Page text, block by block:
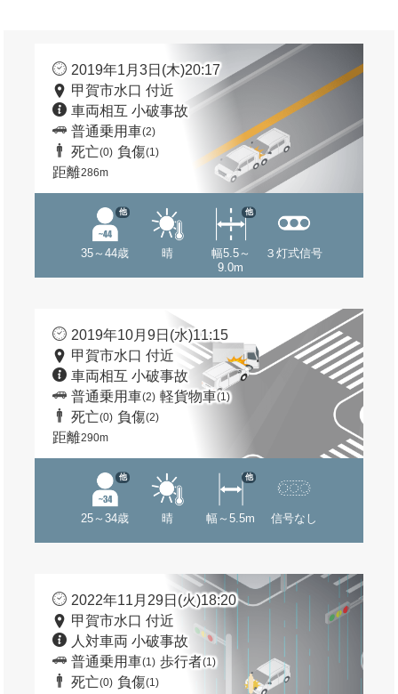
2019年1月3日(木)20:17
甲賀市水口 付近
車両相互 小破事故
普通乗用車(2)
死亡(0) 負傷(1)
距離286m
35～44歳
他
晴
幅5.5～
9.0m
他
３灯式信号
2019年10月9日(水)11:15
甲賀市水口 付近
車両相互 小破事故
普通乗用車(2) 軽貨物車(1)
死亡(0) 負傷(2)
距離290m
25～34歳
他
晴 幅～5.5m
他
信号なし
2022年11月29日(火)18:20
甲賀市水口 付近
人対車両 小破事故
普通乗用車(1) 歩行者(1)
死亡(0) 負傷(1)